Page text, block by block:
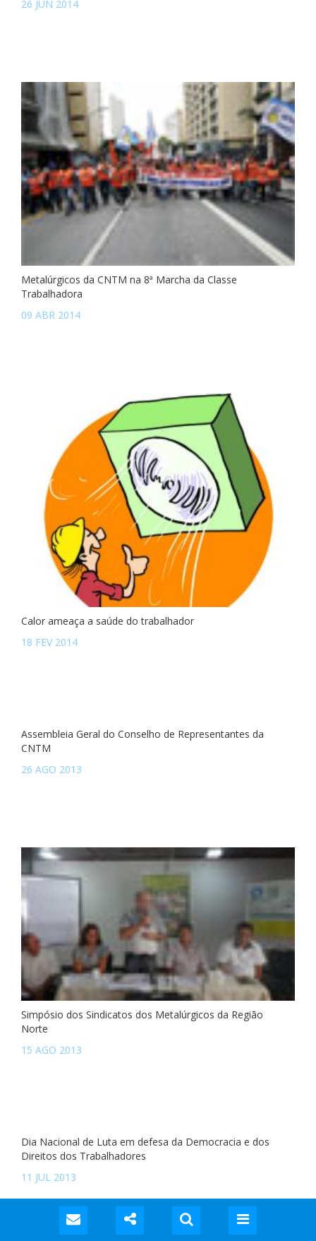
26 JUN 2014
Metalúrgicos da CNTM na 8ª Marcha da Classe
Trabalhadora
09 ABR 2014
Calor ameaça a saúde do trabalhador
18 FEV 2014
Assembleia Geral do Conselho de Representantes da
CNTM
26 AGO 2013
Simpósio dos Sindicatos dos Metalúrgicos da Região
Norte
15 AGO 2013
Dia Nacional de Luta em defesa da Democracia e dos
Direitos dos Trabalhadores
11 JUL 2013